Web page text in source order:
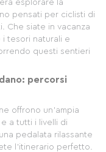
esplorare la
pensati per ciclisti di
Che siate in vacanza
tesori naturali e
questi sentieri
percorsi
offrono un'ampia
a tutti i livelli di
pedalata rilassante
l'itinerario perfetto.